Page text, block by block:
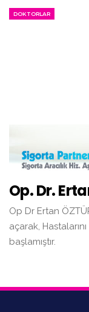
DOKTORLAR
Op. Dr.
Op Dr Ertan
açarak,
başlamıştır.